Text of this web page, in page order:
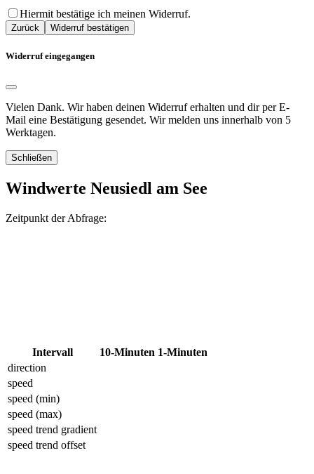
Hiermit bestätige ich meinen Widerruf.
Zurück Widerruf bestätigen
Widerruf eingegangen
Vielen Dank. Wir haben deinen Widerruf erhalten und dir per E-
Mail eine Bestätigung gesendet. Wir melden uns innerhalb von 5
Werktagen.
Schließen
Windwerte Neusiedl am See
Zeitpunkt der Abfrage:
Intervall 10-Minuten 1-Minuten
direction
speed
speed (min)
speed (max)
speed trend gradient
speed trend offset